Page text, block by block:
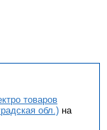
товаров
обл.) на